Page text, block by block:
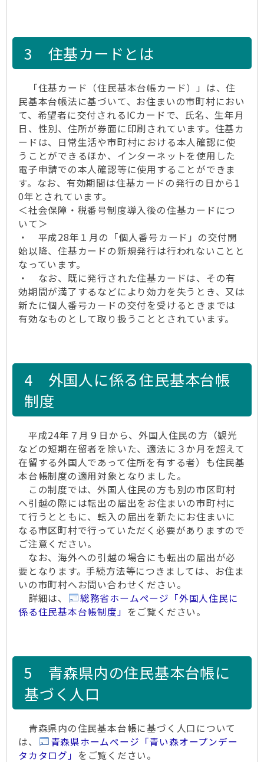
3 住基カードとは
「住基カード（住民基本台帳カード）」は、住
民基本台帳法に基づいて、お住まいの市町村におい
て、希望者に交付されるICカードで、氏名、生年月
日、性別、住所が券面に印刷されています。住基カ
ードは、日常生活や市町村における本人確認に使
うことができるほか、インターネットを使用した
電子申請での本人確認等に使用することができま
す。なお、有効期間は住基カードの発行の日から1
0年とされています。
＜社会保障・税番号制度導入後の住基カードにつ
いて＞
・ 平成28年１月の「個人番号カード」の交付開
始以降、住基カードの新規発行は行われないことと
なっています。
・ なお、既に発行された住基カードは、その有
効期間が満了するなどにより効力を失うとき、又は
新たに個人番号カードの交付を受けるときまでは
有効なものとして取り扱うこととされています。
4 外国人に係る住民基本台帳
制度
平成24年７月９日から、外国人住民の方（観光
などの短期在留者を除いた、適法に３か月を超えて
在留する外国人であって住所を有する者）も住民基
本台帳制度の適用対象となりました。
この制度では、外国人住民の方も別の市区町村
へ引越の際には転出の届出をお住まいの市町村に
て行うとともに、転入の届出を新たにお住まいに
なる市区町村で行っていただく必要がありますので
ご注意ください。
なお、海外への引越の場合にも転出の届出が必
要となります。手続方法等につきましては、お住ま
いの市町村へお問い合わせください。
詳細は、
総務省ホームページ「外国人住民に
係る住民基本台帳制度」 をご覧ください。
5 青森県内の住民基本台帳に
基づく人口
青森県内の住民基本台帳に基づく人口について
は、
青森県ホームページ「青い森オープンデー
タカタログ」 をご覧ください。